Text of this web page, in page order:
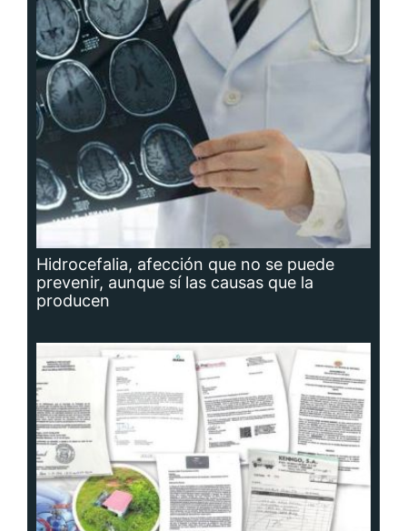
Hidrocefalia, afección que no se puede
prevenir, aunque sí las causas que la
producen